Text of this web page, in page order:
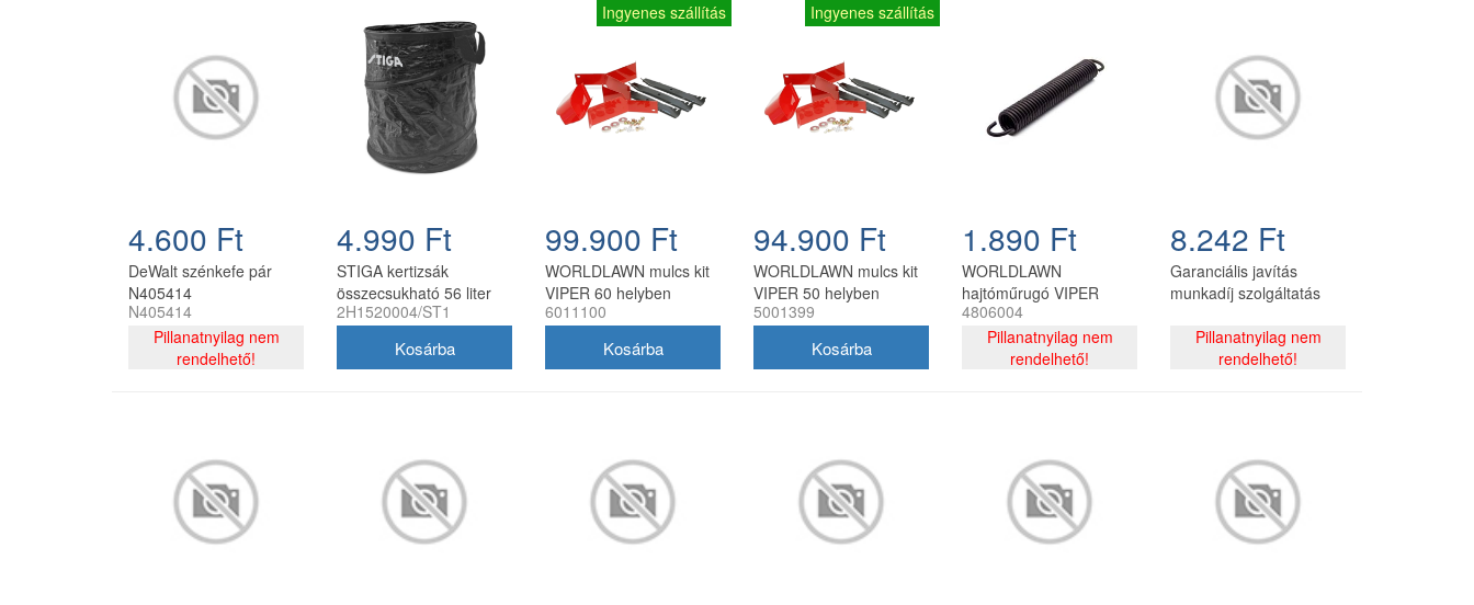
4.600 Ft
DeWalt szénkefe pár
N405414
2006787268525
N405414
Pillanatnyilag nem
rendelhető!
4.990 Ft
STIGA kertizsák
összecsukható 56 liter
2H1520004/ST1
Ingyenes szállítás
99.900 Ft
WORLDLAWN mulcs kit
VIPER 60 helyben
forduló botkormányos
6011100
Ingyenes szállítás
94.900 Ft
WORLDLAWN mulcs kit
VIPER 50 helyben
forduló botkormányos
5001399
1.890 Ft
WORLDLAWN
hajtóműrugó VIPER
helyben forduló
botkormányos fűnyíró
traktorhoz
4806004
Pillanatnyilag nem
rendelhető!
8.242 Ft
Garanciális javítás
munkadíj szolgáltatás
Pillanatnyilag nem
rendelhető!